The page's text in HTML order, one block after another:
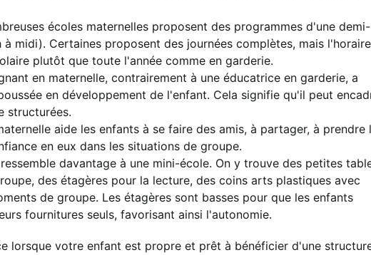
écoles maternelles proposent des programmes d'une demi-
à midi). Certaines proposent des journées complètes, mais l'horaire
plutôt que toute l'année comme en garderie.
en maternelle, contrairement à une éducatrice en garderie, a
en développement de l'enfant. Cela signifie qu'il peut
structurées.
aide les enfants à se faire des amis, à partager, à prendre
en eux dans les situations de groupe.
davantage à une mini-école. On y trouve des petites
des étagères pour la lecture, des coins arts plastiques avec
de groupe. Les étagères sont basses pour que les enfants
fournitures seuls, favorisant ainsi l'autonomie.
lorsque votre enfant est propre et prêt à bénéficier d'une